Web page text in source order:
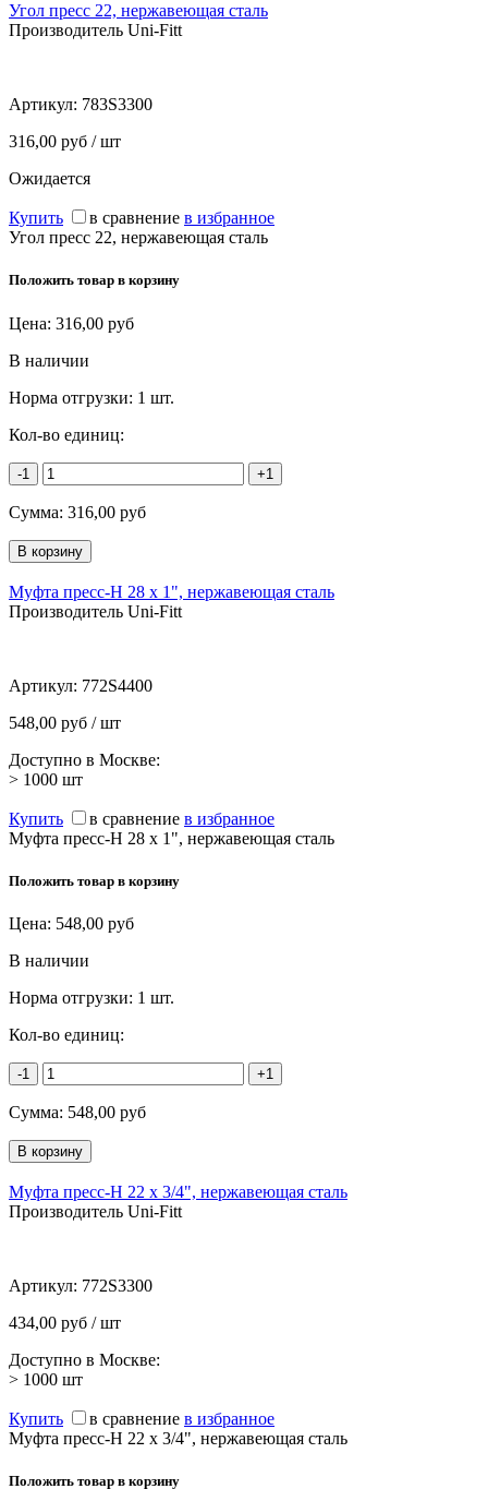
Угол пресс 22, нержавеющая сталь
Производитель Uni-Fitt
Артикул: 783S3300
316,00 руб / шт
Ожидается
Купить в сравнение в избранное
Угол пресс 22, нержавеющая сталь
Положить товар в корзину
Цена: 316,00 руб
В наличии
Норма отгрузки: 1 шт.
Кол-во единиц:
-1 +1
Сумма: 316,00 руб
Муфта пресс-Н 28 х 1", нержавеющая сталь
Производитель Uni-Fitt
Артикул: 772S4400
548,00 руб / шт
Доступно в Москве:
> 1000 шт
Купить в сравнение в избранное
Муфта пресс-Н 28 х 1", нержавеющая сталь
Положить товар в корзину
Цена: 548,00 руб
В наличии
Норма отгрузки: 1 шт.
Кол-во единиц:
-1 +1
Сумма: 548,00 руб
Муфта пресс-Н 22 х 3/4", нержавеющая сталь
Производитель Uni-Fitt
Артикул: 772S3300
434,00 руб / шт
Доступно в Москве:
> 1000 шт
Купить в сравнение в избранное
Муфта пресс-Н 22 х 3/4", нержавеющая сталь
Положить товар в корзину